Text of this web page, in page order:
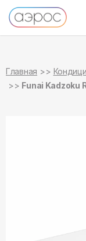
Главная
Funai Kadzoku
в наличии
в наличии